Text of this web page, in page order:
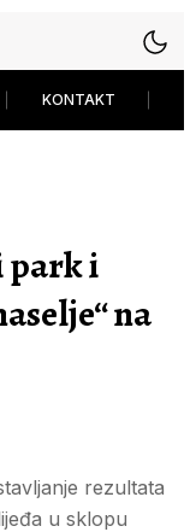
KONTAKT
park i
na
rezultata
u sklopu